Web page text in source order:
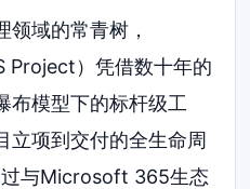
领域的常青树，
）凭借数十年的
布模型下的标杆级工
立项到交付的全生命周
与Microsoft 365生态